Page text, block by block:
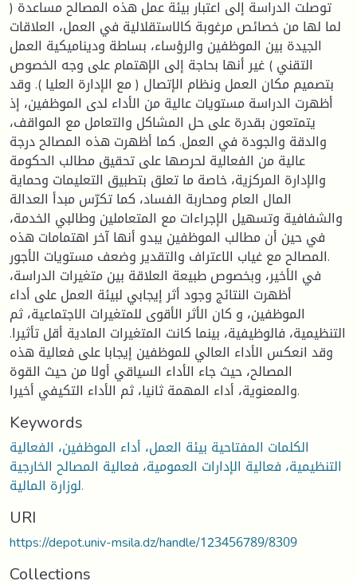
توصلت الدراسة إلى اعتبار بيئة عمل هذه المصالح مساعدة (
لما لها من خصائص مرغوبة كالاستقلالية في العمل، العلاقات
الجيدة بين الموظفين والرؤساء، بساطة وديناميكية العمل
التقني ) غير أنها بحاجة إلى الإهتمام على وجه الخصوص
بتصميم مكان العمل ونظام الإتصال ( مع الإدارة العليا ). وقد
أظهرت الدراسة مستويات عالية من الأداء لدى الموظفين، إذ
يتمتعون بقدرة على حل المشاكل والتعامل مع المواقف،
والدقة والجودة في العمل. كما أظهرت هذه المصالح درجة
عالية من الفعالية لحرصها على تحقيق مطالب الحكومة
والإدارة المركزية، خاصة ما تعلق بتطبيق التعليمات وحماية
المال العام ومحاربة الفساد، كما تكرّس مبدأ العدالة
والشفافية وتسهيل الإجراءات مع المتعاملين وطالبي الخدمة،
في حين أن مطالب الموظفين يبدو أنها آخر اهتمامات هذه
المصالح مع غياب الاعتراف والتقدير وضعف مستويات الأجور.
في الأخير، وبخصوص طبيعة العلاقة بين متغيرات الدراسة،
أظهرت النتائج وجود أثر إيجابي لبيئة العمل على أداء
الموظفين، و كان الأثر الأقوى للمتغيرات الاجتماعية، ثم
التنظيمية، فالوظيفية، بينما كانت المتغيرات المادية أقل تأثيرا.
وقد انعكس الأداء العالي للموظفين إيجابا على فعالية هذه
المصالح، حيث جاء الأداء السياقي أولا من حيث القوة
والمعنوية، أداء المهمة ثانيا، ثم الأداء التكيفي أخيرا.
Keywords
الكلمات المفتاحية بيئة العمل، أداء الموظفين، الفعالية
التنظيمية، فعالية الإدارات العمومية، فعالية المصالح الخارجية
لوزارة المالية.
URI
https://depot.univ-msila.dz/handle/123456789/8309
Collections